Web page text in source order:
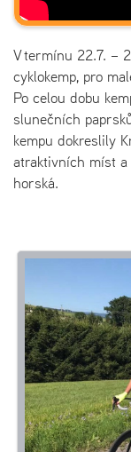
V termínu 22.7. –
cyklokemp, pro
Po celou dobu
slunečních
kempu dokreslily
atraktivních míst
horská.